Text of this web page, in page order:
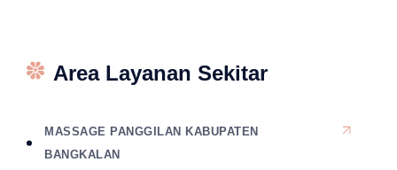
Area Layanan Sekitar
MASSAGE PANGGILAN KABUPATEN
BANGKALAN